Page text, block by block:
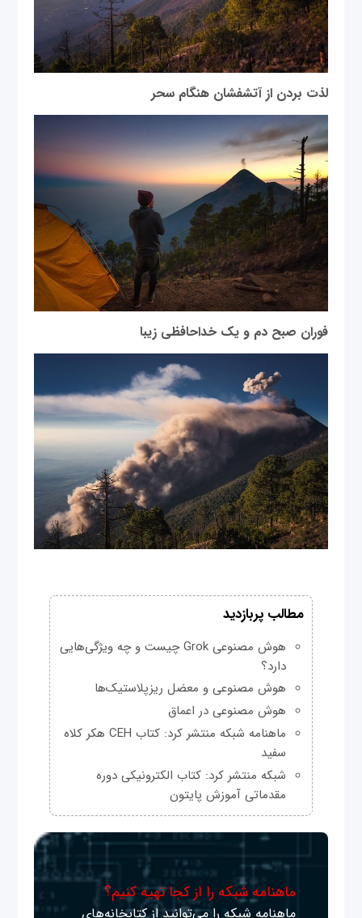
لذت بردن از آتشفشان هنگام سحر
فوران صبح دم و یک خداحافظی زیبا
مطالب پربازدید
هوش مصنوعی Grok چیست و چه ویژگی‌هایی
دارد؟
هوش مصنوعی و معضل ریزپلاستیک‌ها
هوش مصنوعی در اعماق
ماهنامه شبکه منتشر کرد: کتاب CEH هکر کلاه
سفید
شبکه منتشر کرد: کتاب الکترونیکی دوره
مقدماتی آموزش پایتون
ماهنامه شبکه را از کجا تهیه کنیم؟
ماهنامه شبکه را می‌توانید از کتابخانه‌های